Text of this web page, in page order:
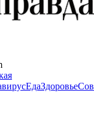
ЕдаЗдоровье